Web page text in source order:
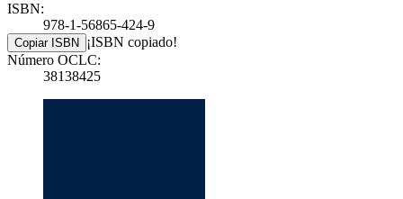
ISBN:
978-1-56865-424-9
Copiar ISBN
¡ISBN copiado!
Número OCLC:
38138425